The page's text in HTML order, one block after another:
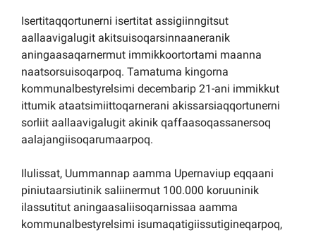
Isertitaqqortunerni isertitat assigiinngitsut
aallaavigalugit akitsuisoqarsinnaaneranik
aningaasaqarnermut immikkoortortami maanna
naatsorsuisoqarpoq. Tamatuma kingorna
kommunalbestyrelsimi decembarip 21-ani immikkut
ittumik ataatsimiittoqarnerani akissarsiaqqortunerni
sorliit aallaavigalugit akinik qaffaasoqassanersoq
aalajangiisoqarumaarpoq.
Ilulissat, Uummannap aamma Upernaviup eqqaani
piniutaarsiutinik saliinermut 100.000 koruuninik
ilassutitut aningaasaliisoqarnissaa aamma
kommunalbestyrelsimi isumaqatigiissutigineqarpoq,